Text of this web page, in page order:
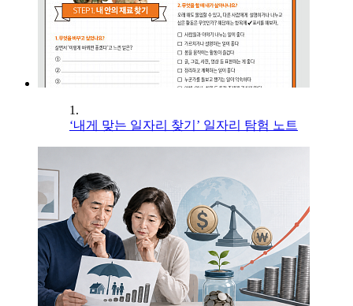
1.
‘내게 맞는 일자리 찾기’ 일자리 탐험 노트